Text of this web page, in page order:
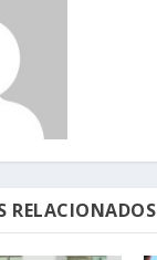
RELACIONADOS